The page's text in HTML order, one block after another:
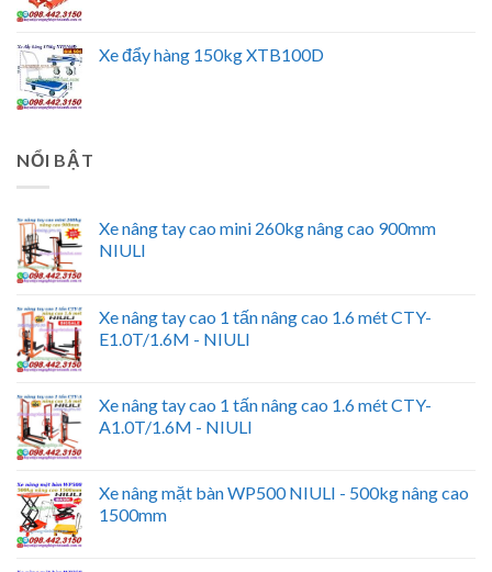
Xe đẩy hàng 150kg XTB100D
NỔI BẬT
Xe nâng tay cao mini 260kg nâng cao 900mm
NIULI
Xe nâng tay cao 1 tấn nâng cao 1.6 mét CTY-
E1.0T/1.6M - NIULI
Xe nâng tay cao 1 tấn nâng cao 1.6 mét CTY-
A1.0T/1.6M - NIULI
Xe nâng mặt bàn WP500 NIULI - 500kg nâng cao
1500mm